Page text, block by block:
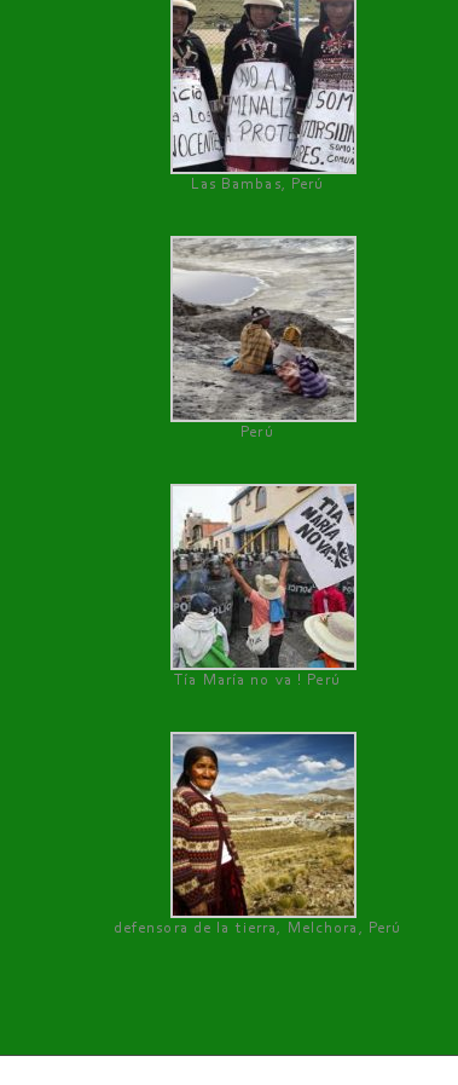
Las Bambas, Perú
Perú
Tía María no va ! Perú
defensora de la tierra, Melchora, Perú